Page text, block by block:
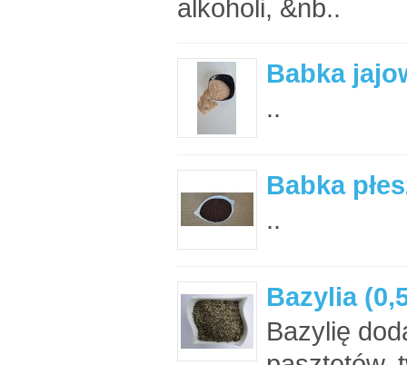
alkoholi, &nb..
Babka
..
Babka
..
Bazylia
Bazylię